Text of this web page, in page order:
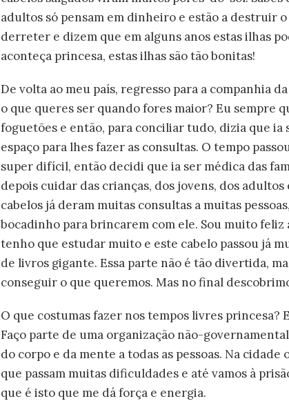
adultos só pensam em dinheiro e estão a destruir
derreter e dizem que em alguns anos estas ilhas
aconteça princesa, estas ilhas são tão bonitas!
De volta ao meu país, regresso para a companhia
o que queres ser quando fores maior? Eu sempre
foguetões e então, para conciliar tudo, dizia que
espaço para lhes fazer as consultas. O tempo
super difícil, então decidi que ia ser médica das
depois cuidar das crianças, dos jovens, dos adultos
cabelos já deram muitas consultas a muitas
bocadinho para brincarem com ele. Sou muito feliz
tenho que estudar muito e este cabelo passou já
de livros gigante. Essa parte não é tão divertida,
conseguir o que queremos. Mas no final
O que costumas fazer nos tempos livres
Faço parte de uma organização não-
do corpo e da mente a todas as pessoas. Na
que passam muitas dificuldades e até vamos à
que é isto que me dá força e energia.